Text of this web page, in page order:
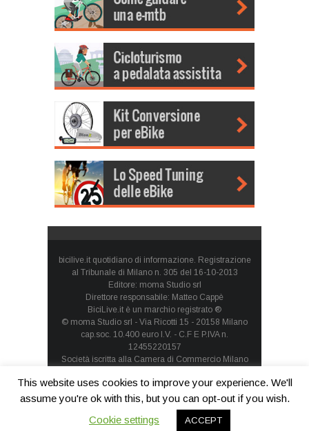
bicilive.it quotidiano di informazione. Registrazione
al Tribunale di Milano n. 305 del 16-10-2013
Editore: moma Studio srl
Direttore responsabile: Matteo Cappè
BiciLive.it è un marchio registrato ®
© moma Studio srl - Via Ricotti 15 - 20158 Milano
cap.soc. 10.400 euro I.V. - C.F E P.IVA n.
12455220157
Società iscritta alla Camera di Commercio Milano
socio unico
Privacy Policy-Cookie Policy
Contatti
This website uses cookies to improve your experience. We'll
assume you're ok with this, but you can opt-out if you wish.
Cookie settings
ACCEPT